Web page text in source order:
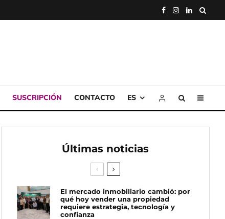
SUSCRIPCIÓN CONTACTO ES
Últimas noticias
El mercado inmobiliario cambió: por
qué hoy vender una propiedad
requiere estrategia, tecnología y
confianza